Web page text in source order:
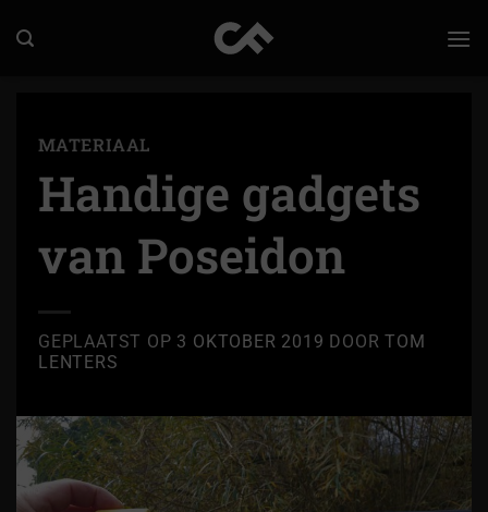
naar
MATERIAAL
Handige gadgets
van Poseidon
GEPLAATST OP 3 OKTOBER 2019 DOORTOM
LENTERS